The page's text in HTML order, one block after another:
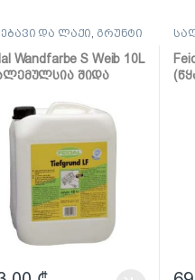
და ლაქი, გრუნტი
Wandfarbe S Weib 10L
შიდა